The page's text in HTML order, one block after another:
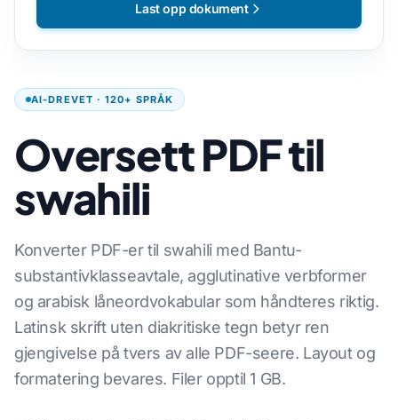
AI-DREVET · 120+ SPRÅK
Oversett PDF til
swahili
Konverter PDF-er til swahili med Bantu-
substantivklasseavtale, agglutinative verbformer
og arabisk låneordvokabular som håndteres riktig.
Latinsk skrift uten diakritiske tegn betyr ren
gjengivelse på tvers av alle PDF-seere. Layout og
formatering bevares. Filer opptil 1 GB.
Last opp dokument